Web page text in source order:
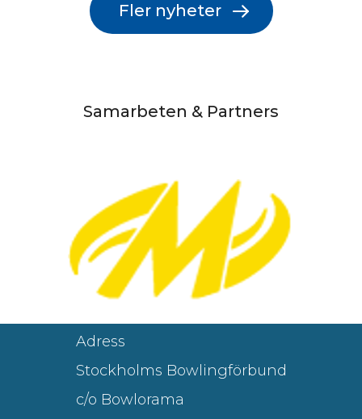
Fler nyheter
Samarbeten & Partners
Adress
Stockholms Bowlingförbund
c/o Bowlorama